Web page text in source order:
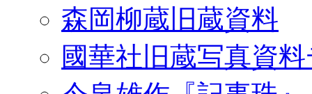
森岡柳蔵旧蔵資料
國華社旧蔵写真資